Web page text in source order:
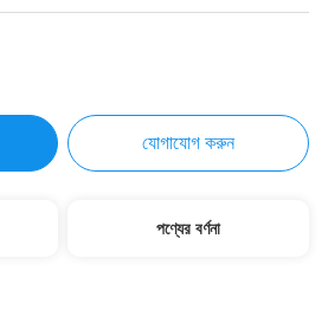
যোগাযোগ করুন
পণ্যের বর্ণনা